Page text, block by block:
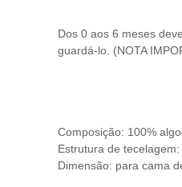
Dos 0 aos 6 meses
guardá-lo. (NOTA
Composição: 100%
Estrutura de
Dimensão: para cama